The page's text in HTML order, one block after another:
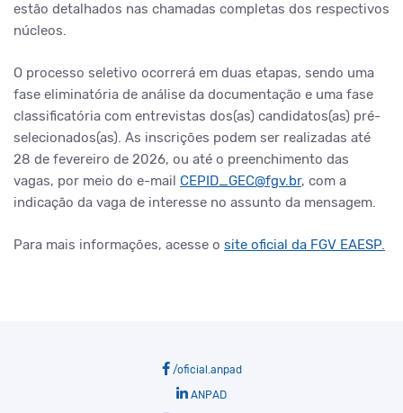
estão detalhados nas chamadas completas dos respectivos
núcleos.
O processo seletivo ocorrerá em duas etapas, sendo uma
fase eliminatória de análise da documentação e uma fase
classificatória com entrevistas dos(as) candidatos(as) pré-
selecionados(as). As inscrições podem ser realizadas até
28 de fevereiro de 2026, ou até o preenchimento das
vagas, por meio do e-mail CEPID_GEC@fgv.br, com a
indicação da vaga de interesse no assunto da mensagem.
Para mais informações, acesse o site oficial da FGV EAESP.
/oficial.anpad
ANPAD